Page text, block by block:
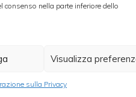
consenso nella parte inferiore dello
Visualizza
sulla Privacy
del fondo Efsf. Kamei
divisa europea dopo
downgrade sul rating